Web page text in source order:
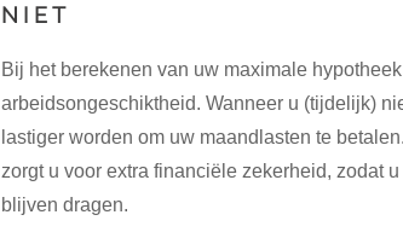
NIET
Bij het berekenen van uw maximale
arbeidsongeschiktheid. Wanneer u (tijdelijk)
lastiger worden om uw maandlasten te
zorgt u voor extra financiële zekerheid, zodat
blijven dragen.